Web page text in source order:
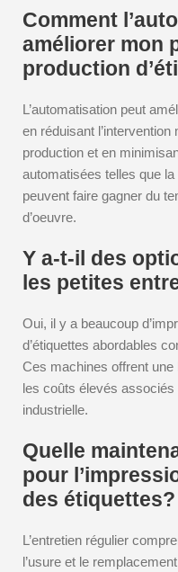
Comment
améliorer mon
production
L’automatisation peut
en réduisant
production et en
automatisées telles que
peuvent faire gagner du
d’oeuvre.
Y a-t-il des
les petites
Oui, il y a beaucoup
d’étiquettes abordables
Ces machines offrent
les coûts élevés
industrielle.
Quelle
pour
des étiquettes?
L’entretien régulier
l’usure et le